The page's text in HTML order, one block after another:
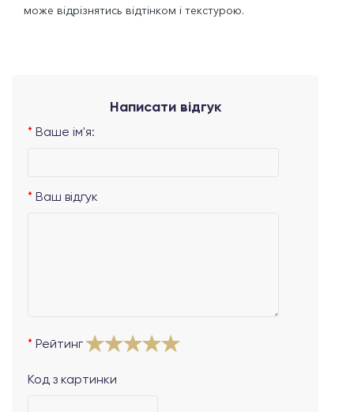
може відрізнятись відтінком і текстурою.
Написати відгук
Ваше ім'я:
Ваш відгук
Рейтинг
Код з картинки